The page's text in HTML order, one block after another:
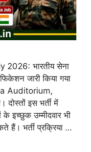
भारतीय सेना
जारी किया गया
Auditorium,
इस भर्ती में
इच्छुक उम्मीदवार भी
हैं। भर्ती प्रक्रिया …